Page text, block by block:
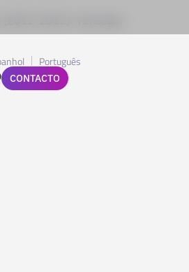
Português
CONTACTO
2013). Vencedor